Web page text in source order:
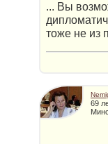
... Вы
тоже не из
69